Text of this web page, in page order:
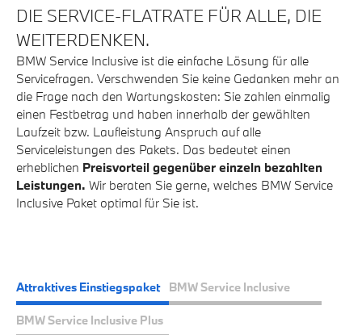
DIE SERVICE-FLATRATE FÜR ALLE, DIE
WEITERDENKEN.
BMW Service Inclusive ist die einfache Lösung für alle
Servicefragen. Verschwenden Sie keine Gedanken mehr an
die Frage nach den Wartungskosten: Sie zahlen einmalig
einen Festbetrag und haben innerhalb der gewählten
Laufzeit bzw. Laufleistung Anspruch auf alle
Serviceleistungen des Pakets. Das bedeutet einen
erheblichen Preisvorteil gegenüber einzeln bezahlten
Leistungen. Wir beraten Sie gerne, welches BMW Service
Inclusive Paket optimal für Sie ist.
Attraktives Einstiegspaket BMW Service Inclusive
BMW Service Inclusive Plus